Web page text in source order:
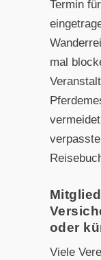
Termin
mal
oder
Viele